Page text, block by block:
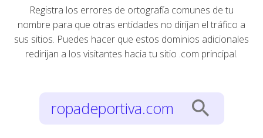
Registra los errores de ortografía comunes de tu
nombre para que otras entidades no dirijan el tráfico a
sus sitios. Puedes hacer que estos dominios adicionales
redirijan a los visitantes hacia tu sitio .com principal.
ropadeportiva.com search